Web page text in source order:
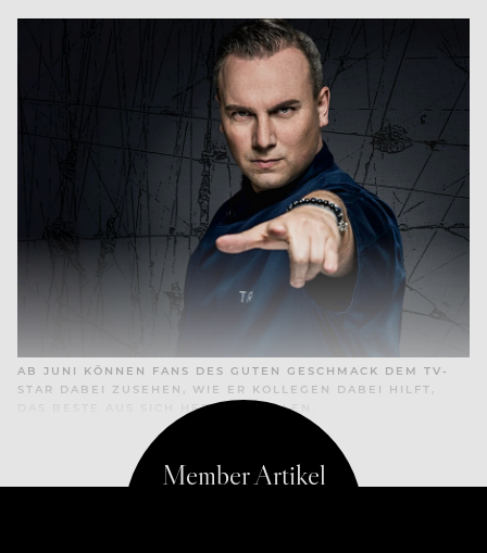
AB JUNI KÖNNEN FANS DES GUTEN GESCHMACK DEM TV-
STAR DABEI ZUSEHEN, WIE ER KOLLEGEN DABEI HILFT,
DAS BESTE AUS SICH HERAUSZUHOLEN.